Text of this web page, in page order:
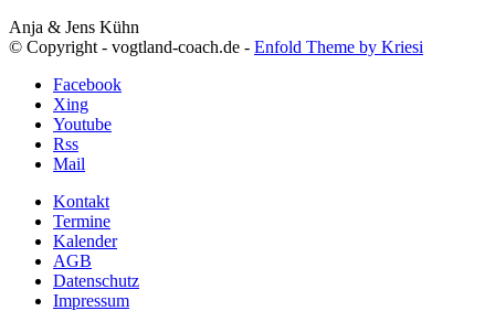
Anja & Jens Kühn
© Copyright - vogtland-coach.de - Enfold Theme by Kriesi
Facebook
Xing
Youtube
Rss
Mail
Kontakt
Termine
Kalender
AGB
Datenschutz
Impressum